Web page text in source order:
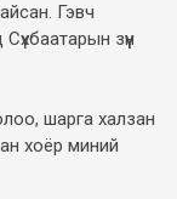
Гэвч
зүүн
шарга халзан
хоёр миний